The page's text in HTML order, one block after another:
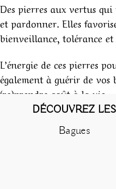
Des pierres aux vertus
et pardonner. Elles
bienveillance, tolérance et
L’énergie de ces pierres
également à guérir de vos
(re)prendre goût à la vie.
DÉCOUVREZ
Bagues